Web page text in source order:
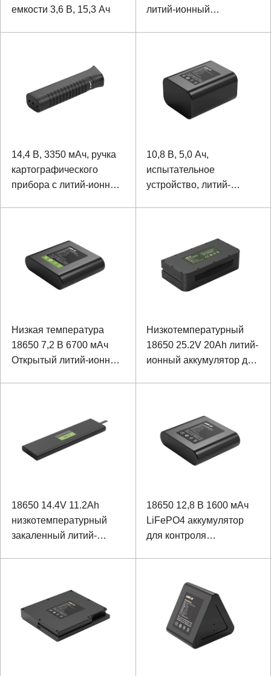
емкости 3,6 В, 15,3 Ач
литий-ионный
14,4 В, 3350 мАч, ручка
картографического
прибора с литий-ионным
10,8 В, 5,0 Ач,
испытательное
устройство, литий-
Низкая температура
18650 7,2 В 6700 мАч
Открытый литий-ионный
Низкотемпературный
18650 25.2V 20Ah литий-
ионный аккумулятор для
18650 14.4V 11.2Ah
низкотемпературный
закаленный литий-
18650 12,8 В 1600 мАч
LiFePO4 аккумулятор
для контроля